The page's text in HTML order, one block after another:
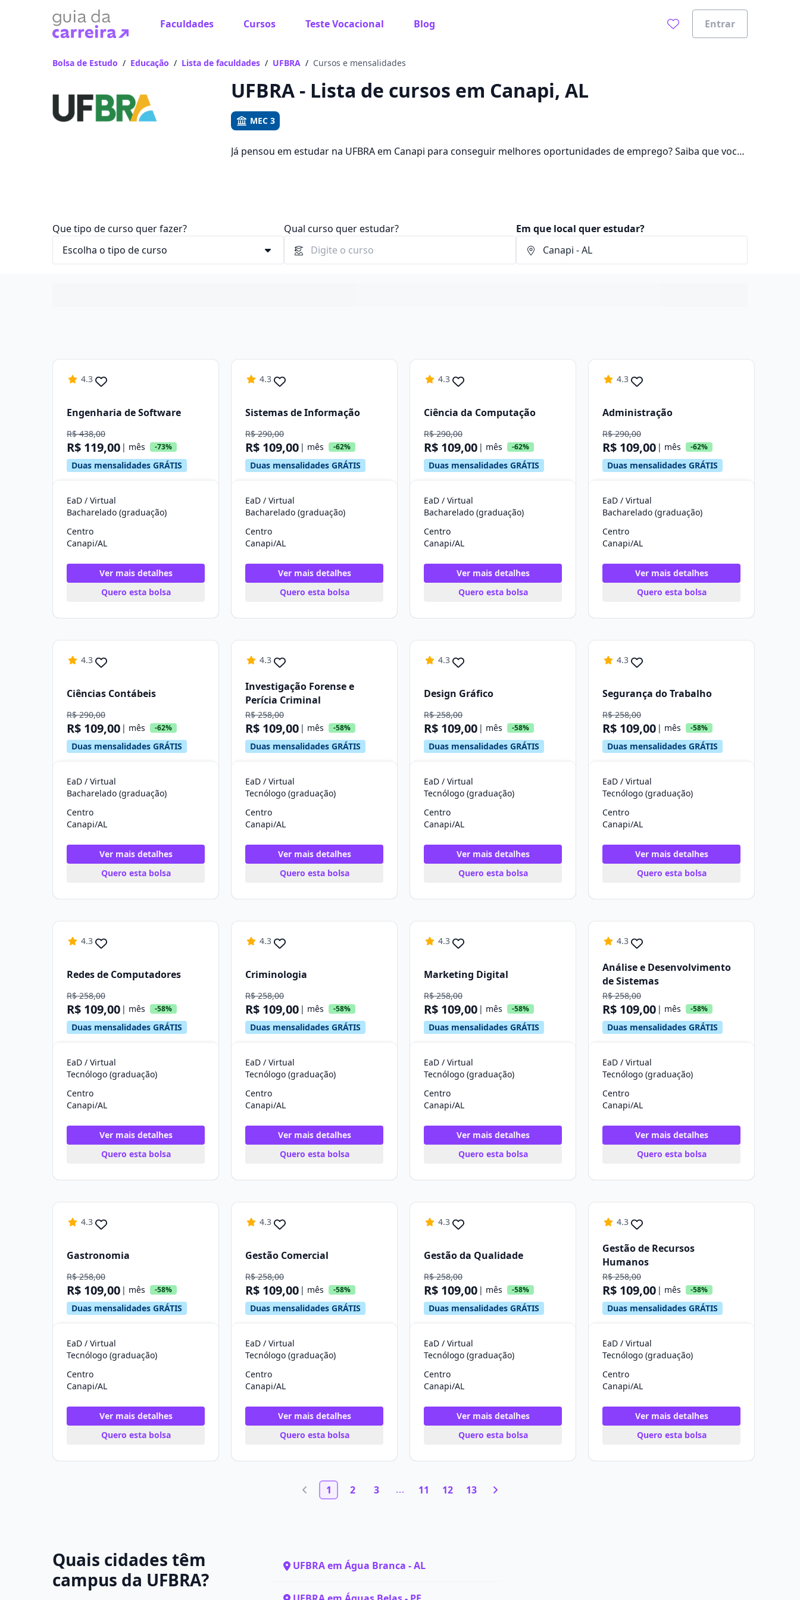
Faculdades Cursos Teste Vocacional Blog Entrar
Vamos te guiar no caminho ideal para seus estudos
Bolsa de Estudo / Educação / Lista de faculdades / UFBRA / Cursos e mensalidades
UFBRA - Lista de cursos em Canapi, AL
MEC 3
Já pensou em estudar na UFBRA em Canapi para conseguir melhores oportunidades de emprego? Saiba que você
Que tipo de curso quer fazer? Qual curso quer estudar? Em que local quer estudar?
4.3
Engenharia de Software
R$ 438,00
R$ 119,00 | mês -73%
Duas mensalidades GRÁTIS
EaD / Virtual
Bacharelado (graduação)
Centro
Canapi/AL
Ver mais detalhes
Quero esta bolsa
4.3
Sistemas de Informação
R$ 290,00
R$ 109,00 | mês -62%
Duas mensalidades GRÁTIS
EaD / Virtual
Bacharelado (graduação)
Centro
Canapi/AL
Ver mais detalhes
Quero esta bolsa
4.3
Ciência da Computação
R$ 290,00
R$ 109,00 | mês -62%
Duas mensalidades GRÁTIS
EaD / Virtual
Bacharelado (graduação)
Centro
Canapi/AL
Ver mais detalhes
Quero esta bolsa
4.3
Administração
R$ 290,00
R$ 109,00 | mês -62%
Duas mensalidades GRÁTIS
EaD / Virtual
Bacharelado (graduação)
Centro
Canapi/AL
Ver mais detalhes
Quero esta bolsa
4.3
Ciências Contábeis
R$ 290,00
R$ 109,00 | mês -62%
Duas mensalidades GRÁTIS
EaD / Virtual
Bacharelado (graduação)
Centro
Canapi/AL
Ver mais detalhes
Quero esta bolsa
4.3
Investigação Forense e
Perícia Criminal
R$ 258,00
R$ 109,00 | mês -58%
Duas mensalidades GRÁTIS
EaD / Virtual
Tecnólogo (graduação)
Centro
Canapi/AL
Ver mais detalhes
Quero esta bolsa
4.3
Design Gráfico
R$ 258,00
R$ 109,00 | mês -58%
Duas mensalidades GRÁTIS
EaD / Virtual
Tecnólogo (graduação)
Centro
Canapi/AL
Ver mais detalhes
Quero esta bolsa
4.3
Segurança do Trabalho
R$ 258,00
R$ 109,00 | mês -58%
Duas mensalidades GRÁTIS
EaD / Virtual
Tecnólogo (graduação)
Centro
Canapi/AL
Ver mais detalhes
Quero esta bolsa
4.3
Redes de Computadores
R$ 258,00
R$ 109,00 | mês -58%
Duas mensalidades GRÁTIS
EaD / Virtual
Tecnólogo (graduação)
Centro
Canapi/AL
Ver mais detalhes
Quero esta bolsa
4.3
Criminologia
R$ 258,00
R$ 109,00 | mês -58%
Duas mensalidades GRÁTIS
EaD / Virtual
Tecnólogo (graduação)
Centro
Canapi/AL
Ver mais detalhes
Quero esta bolsa
4.3
Marketing Digital
R$ 258,00
R$ 109,00 | mês -58%
Duas mensalidades GRÁTIS
EaD / Virtual
Tecnólogo (graduação)
Centro
Canapi/AL
Ver mais detalhes
Quero esta bolsa
4.3
Análise e Desenvolvimento
de Sistemas
R$ 258,00
R$ 109,00 | mês -58%
Duas mensalidades GRÁTIS
EaD / Virtual
Tecnólogo (graduação)
Centro
Canapi/AL
Ver mais detalhes
Quero esta bolsa
4.3
Gastronomia
R$ 258,00
R$ 109,00 | mês -58%
Duas mensalidades GRÁTIS
EaD / Virtual
Tecnólogo (graduação)
Centro
Canapi/AL
Ver mais detalhes
Quero esta bolsa
4.3
Gestão Comercial
R$ 258,00
R$ 109,00 | mês -58%
Duas mensalidades GRÁTIS
EaD / Virtual
Tecnólogo (graduação)
Centro
Canapi/AL
Ver mais detalhes
Quero esta bolsa
4.3
Gestão da Qualidade
R$ 258,00
R$ 109,00 | mês -58%
Duas mensalidades GRÁTIS
EaD / Virtual
Tecnólogo (graduação)
Centro
Canapi/AL
Ver mais detalhes
Quero esta bolsa
4.3
Gestão de Recursos
Humanos
R$ 258,00
R$ 109,00 | mês -58%
Duas mensalidades GRÁTIS
EaD / Virtual
Tecnólogo (graduação)
Centro
Canapi/AL
Ver mais detalhes
Quero esta bolsa
1 2 3 11 12 13
Quais cidades têm
campus da UFBRA?
UFBRA em Água Branca - AL